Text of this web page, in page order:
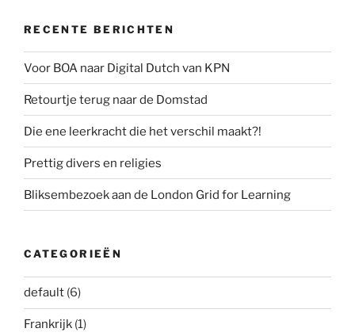
RECENTE BERICHTEN
Voor BOA naar Digital Dutch van KPN
Retourtje terug naar de Domstad
Die ene leerkracht die het verschil maakt?!
Prettig divers en religies
Bliksembezoek aan de London Grid for Learning
CATEGORIEËN
default (6)
Frankrijk (1)